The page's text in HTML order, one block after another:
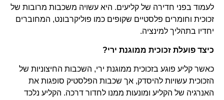
לעמוד בפני חדירה של קליעים. היא עשויה משכבות מרובות של
זכוכית וחומרים פלסטיים שקופים כמו פוליקרבונט, המחוברים
יחדיו בתהליך למינציה.
כיצד פועלת זכוכית ממוגנת ירי?
כאשר קליע פוגע בזכוכית ממוגנת ירי, השכבות החיצוניות של
הזכוכית עשויות להיסדק, אך שכבות הפלסטיק סופגות את
האנרגיה של הקליע ומונעות ממנו לחדור דרכה. הקליע נלכד